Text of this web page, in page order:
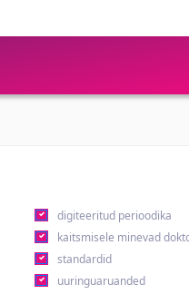
digiteeritud perioodika
kaitsmisele minevad
standardid
uuringuaruanded